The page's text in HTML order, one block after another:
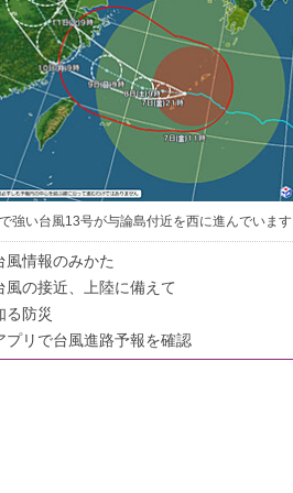
強い台風13号が与論島付近を西に進んでいます
風情報のみかた
風の接近、上陸に備えて
る防災
プリで台風進路予報を確認